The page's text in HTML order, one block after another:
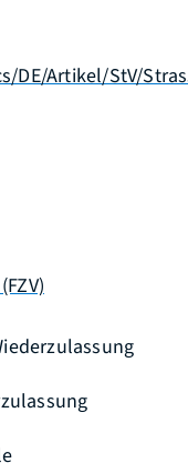
DE/Artikel/StV/